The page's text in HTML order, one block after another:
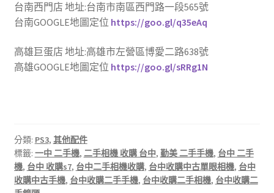
台南西門店 地址:台南市南區西門路一段565號
台南GOOGLE地圖定位 https://goo.gl/q35eAq
高雄巨蛋店 地址:高雄市左營區博愛二路638號
高雄GOOGLE地圖定位 https://goo.gl/sRRg1N
分類: PS3, 其他配件
標籤: 一中 二手機, 二手相機 收購 台中, 勤美 二手手機, 台中 二手
機, 台中 收購s7, 台中二手相機收購, 台中收購中古單眼相機, 台中
收購中古手機, 台中收購二手手機, 台中收購二手相機, 台中收購二